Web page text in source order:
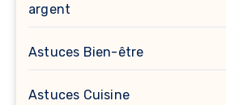
argent
Astuces Bien-être
Astuces Cuisine